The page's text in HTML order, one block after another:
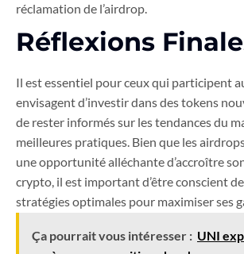
réclamation de l’airdrop.
Réflexions
Il est essentiel pour ceux qui participent
envisagent d’investir dans des tokens
de rester informés sur les tendances du
meilleures pratiques. Bien que les
une opportunité alléchante d’accroître
crypto, il est important d’être conscient
stratégies optimales pour maximiser ses
Ça pourrait vous intéresser : UNI